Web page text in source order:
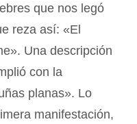
que nos legó
reza así: «El
Una descripción
con la
planas». Lo
manifestación,